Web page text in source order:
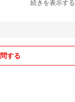
点があるかとおもいます
ます。
続きを表示する
する